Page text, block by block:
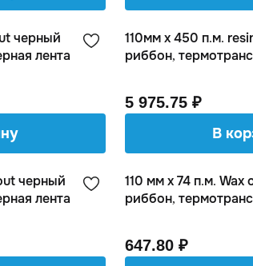
черный
лента
110мм х 450 п.м.
риббон,
5 975.75 ₽
В
черный
лента
110 мм х 74 п.м. Wax
риббон,
647.80 ₽